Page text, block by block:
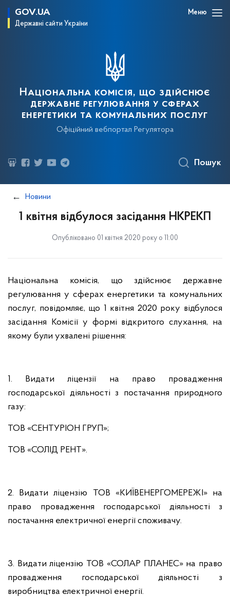
GOV.UA
Державні сайти України
Меню
Національна комісія, що здійснює
державне регулювання у сферах
енергетики та комунальних послуг
Офіційний вебпортал Регулятора
Пошук
Новини
1 квітня відбулося засідання НКРЕКП
Опубліковано 01 квітня 2020 року о 11:00
Національна комісія, що здійснює державне
регулювання у сферах енергетики та комунальних
послуг, повідомляє, що 1 квітня 2020 року відбулося
засідання Комісії у формі відкритого слухання, на
якому були ухвалені рішення:
1. Видати ліцензії на право провадження
господарської діяльності з постачання природного
газу:
ТОВ «СЕНТУРІОН ГРУП»;
ТОВ «СОЛІД РЕНТ».
2. Видати ліцензію ТОВ «КИЇВЕНЕРГОМЕРЕЖІ» на
право провадження господарської діяльності з
постачання електричної енергії споживачу.
3. Видати ліцензію ТОВ «СОЛАР ПЛАНЕС» на право
провадження господарської діяльності з
виробництва електричної енергії.